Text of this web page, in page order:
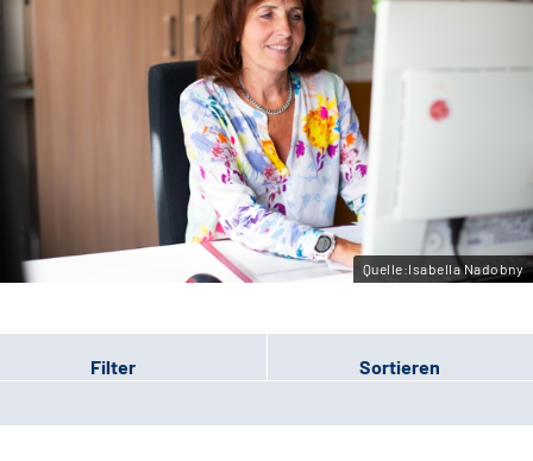
Sozialdienste & Zuweisende
Erweiterte Suche
Gebärdensprache
Leichte Sprache
Quelle:Isabella Nadobny
Filter Sortieren